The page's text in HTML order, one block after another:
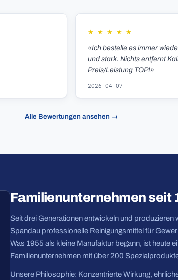
★ ★ ★ ★ ★
«Ich bestelle es immer
und stark. Nichts entfernt
Preis/Leistung TOP!»
2026-04-07
Alle Bewertungen ansehen →
Familienunternehmen seit
Seit drei Generationen entwickeln und produzieren
Spandau professionelle Reinigungsmittel für
Was 1955 als kleine Manufaktur begann, ist heute
Familienunternehmen mit über 200
Unsere Philosophie: Konzentrierte Wirkung,